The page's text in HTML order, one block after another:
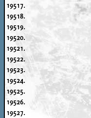
19517.
19518.
19519.
19520.
19521.
19522.
19523.
19524.
19525.
19526.
19527.